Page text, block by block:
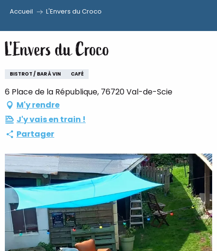
au
contenu
principal
Accueil L'Envers du Croco
L'Envers du Croco
BISTROT / BAR À VIN CAFÉ
6 Place de la République, 76720 Val-de-Scie
M'y rendre
J'y vais en train !
Partager